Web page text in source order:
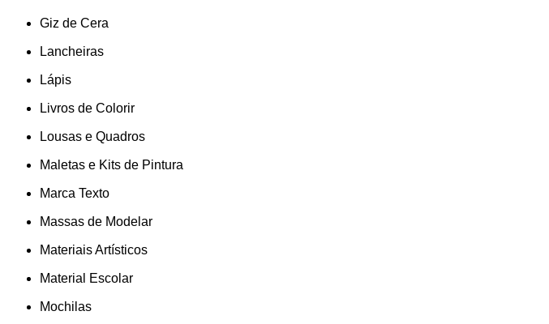
Giz de Cera
Lancheiras
Lápis
Livros de Colorir
Lousas e Quadros
Maletas e Kits de Pintura
Marca Texto
Massas de Modelar
Materiais Artísticos
Material Escolar
Mochilas